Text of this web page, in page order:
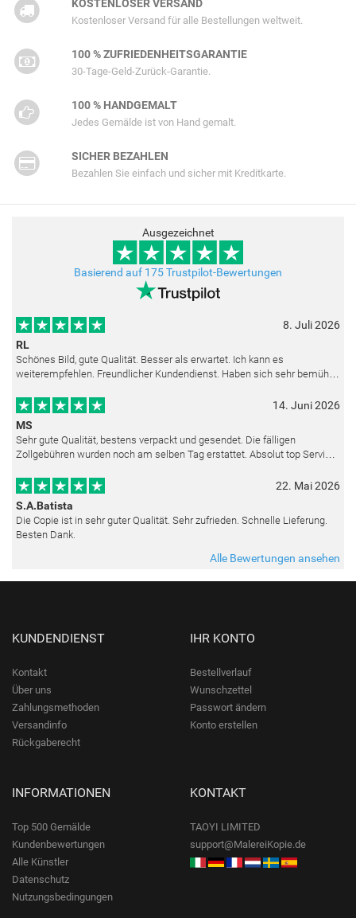
KOSTENLOSER VERSAND
Kostenloser Versand für alle Bestellungen weltweit.
100 % ZUFRIEDENHEITSGARANTIE
30-Tage-Geld-Zurück-Garantie.
100 % HANDGEMALT
Jedes Gemälde ist von Hand gemalt.
SICHER BEZAHLEN
Bezahlen Sie einfach und sicher mit Kreditkarte.
Ausgezeichnet
Basierend auf 175 Trustpilot-Bewertungen
8. Juli 2026
RL
Schönes Bild, gute Qualität. Besser als erwartet. Ich kann es
weiterempfehlen. Freundlicher Kundendienst. Haben sich sehr bemüht
14. Juni 2026
MS
Sehr gute Qualität, bestens verpackt und gesendet. Die fälligen
Zollgebühren wurden noch am selben Tag erstattet. Absolut top Service
22. Mai 2026
S.A.Batista
Die Copie ist in sehr guter Qualität. Sehr zufrieden. Schnelle Lieferung.
Besten Dank.
Alle Bewertungen ansehen
KUNDENDIENST
Kontakt
Über uns
Zahlungsmethoden
Versandinfo
Rückgaberecht
IHR KONTO
Bestellverlauf
Wunschzettel
Passwort ändern
Konto erstellen
INFORMATIONEN
Top 500 Gemälde
Kundenbewertungen
Alle Künstler
Datenschutz
Nutzungsbedingungen
KONTAKT
TAOYI LIMITED
support@MalereiKopie.de